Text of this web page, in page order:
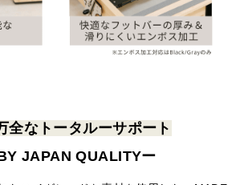
全なトータルーサポート
JAPAN QUALITYー